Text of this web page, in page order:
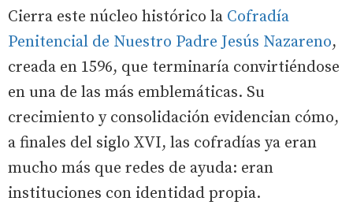
Cierra este núcleo histórico la Cofradía
Penitencial de Nuestro Padre Jesús Nazareno,
creada en 1596, que terminaría convirtiéndose
en una de las más emblemáticas. Su
crecimiento y consolidación evidencian cómo,
a finales del siglo XVI, las cofradías ya eran
mucho más que redes de ayuda: eran
instituciones con identidad propia.